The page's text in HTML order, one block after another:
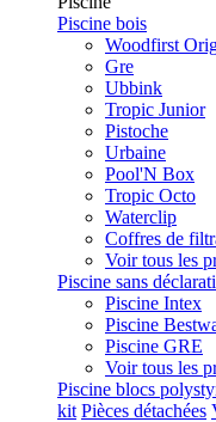
Piscine bois
Woodfirst
Gre
Ubbink
Tropic Junior
Pistoche
Urbaine
Pool'N Box
Tropic Octo
Waterclip
Coffres de
Voir tous les
Piscine sans
Piscine Intex
Piscine
Piscine GRE
Voir tous les
Piscine blocs
kit Pièces détachées